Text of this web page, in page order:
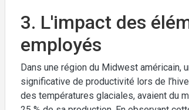
3. L'impact des
employés
Dans une région du Midwest américain,
significative de productivité lors de
des températures glaciales, avaient du